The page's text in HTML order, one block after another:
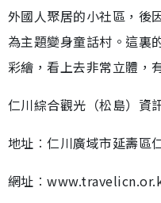
外國人聚居的小社區，後
為主題變身童話村。這裏
彩繪，看上去非常立體，
仁川綜合觀光（松島）資
地址︰仁川廣域市延壽區
網址